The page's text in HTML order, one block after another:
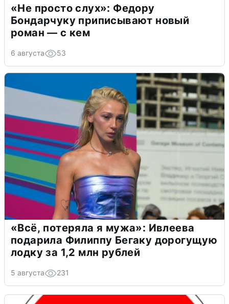
«Не просто слух»: Федору
Бондарчуку приписывают новый
роман — с кем
6 августа 53
«Всё, потеряла я мужа»: Ивлеева
подарила Филиппу Бегаку дорогущую
лодку за 1,2 млн рублей
5 августа 231